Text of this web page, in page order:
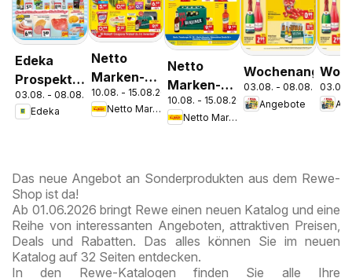
Edeka
Prospekt
Parchim
03.08. - 08.08.2026
Edeka
Netto
Marken-
Discount
Prospekt
10.08. - 15.08.2026
Netto Marken-Discount
Netto
Marken-
Discount
Prospekt
10.08. - 15.08.2026
Netto Marken-Discount
03.08. - 08.08.2026
Angebote
03.08.
Das neue Angebot an Sonderprodukten aus dem Rewe-
Shop ist da!
Ab 01.06.2026 bringt Rewe einen neuen Katalog und eine
Reihe von interessanten Angeboten, attraktiven Preisen,
Deals und Rabatten. Das alles können Sie im neuen
Katalog auf 32 Seiten entdecken.
In den Rewe-Katalogen finden Sie alle Ihre